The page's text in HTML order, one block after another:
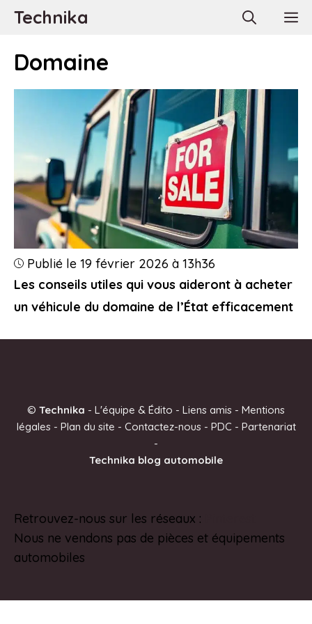
AllerTechnika
Domaine
Les conseils utiles qui vous aideront à acheter
un véhicule du domaine de l’État efficacement
Publié le 19 février 2026 à 13h36
© Technika - L'équipe & Édito - Liens amis - Mentions
légales- Plan du site - Contactez-nous- PDC - Partenariat
-
Technika blog automobile
Retrouvez-nous sur les réseaux :
Nous ne vendons pas de pièces et équipements
automobiles